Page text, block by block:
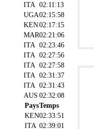
ITA 02:11:13
UGA02:15:58
KEN02:17:15
MAR02:21:06
ITA 02:23:46
ITA 02:27:56
ITA 02:27:58
ITA 02:31:37
ITA 02:31:43
AUS 02:32:08
PaysTemps
KEN02:33:51
ITA 02:39:01